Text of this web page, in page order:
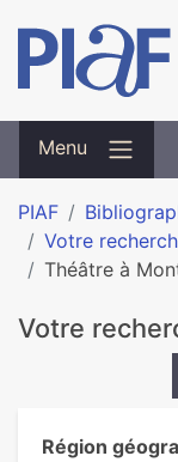
Menu
PIAF
Votre
Théâtre à
Votre
Région